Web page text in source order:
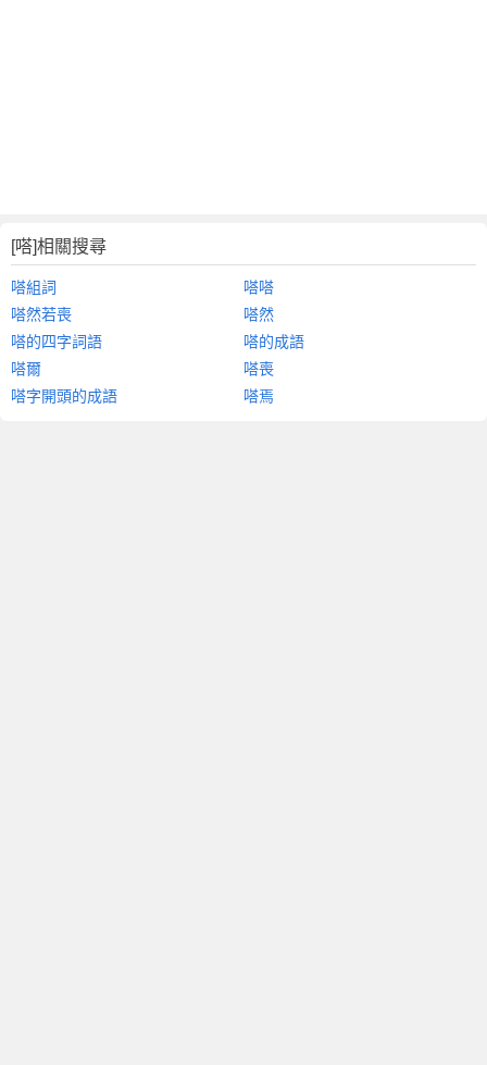
[嗒]相關搜尋
嗒組詞
嗒嗒
嗒然若喪
嗒然
嗒的四字詞語
嗒的成語
嗒爾
嗒喪
嗒字開頭的成語
嗒焉